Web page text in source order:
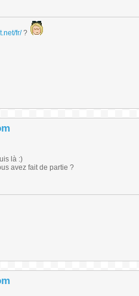
fr/?
là :)
avez fait de partie ?